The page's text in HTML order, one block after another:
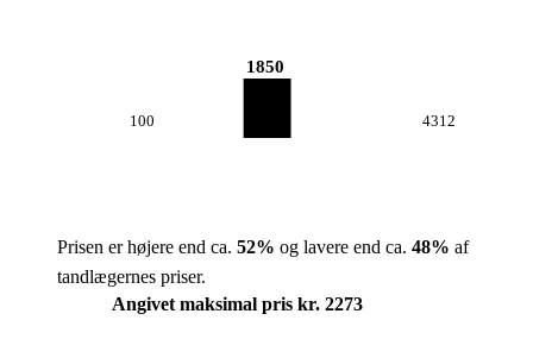
100
1850
4312
Prisen er højere end ca. 52% og lavere end ca. 48% af
tandlægernes priser.
Angivet maksimal pris kr. 2273